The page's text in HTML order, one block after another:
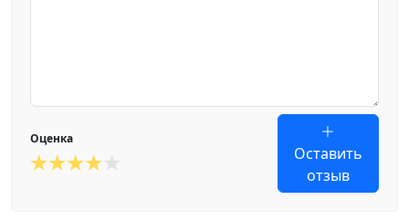
Оценка
Оставить
отзыв